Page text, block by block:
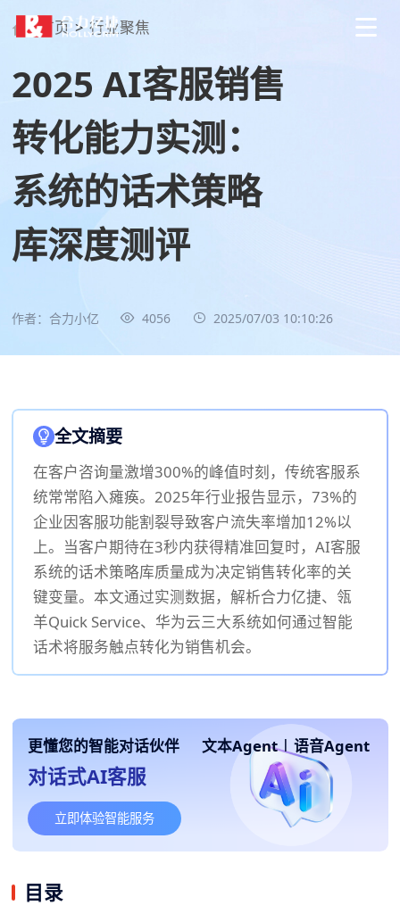
首页 > 行业聚焦
2025 AI客服销售
转化能力实测：
系统的话术策略
库深度测评
作者：合力小亿 4056 2025/07/03 10:10:26
全文摘要
在客户咨询量激增300%的峰值时刻，传统客服系
统常常陷入瘫痪。2025年行业报告显示，73%的
企业因客服功能割裂导致客户流失率增加12%以
上。当客户期待在3秒内获得精准回复时，AI客服
系统的话术策略库质量成为决定销售转化率的关
键变量。本文通过实测数据，解析合力亿捷、瓴
羊Quick Service、华为云三大系统如何通过智能
话术将服务触点转化为销售机会。
更懂您的智能对话伙伴 文本Agent | 语音Agent
对话式AI客服
立即体验智能服务
目录